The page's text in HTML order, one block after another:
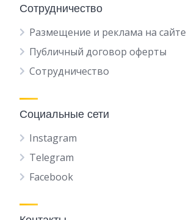
Сотрудничество
Размещение и реклама на сайте
Публичный договор оферты
Сотрудничество
Социальные сети
Instagram
Telegram
Facebook